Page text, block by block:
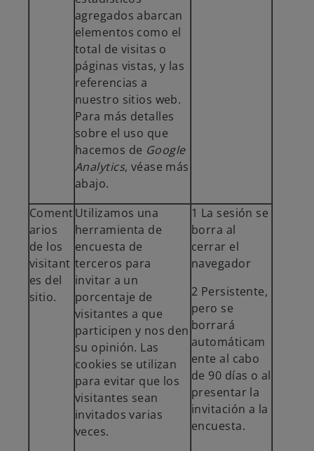
agregados abarcan
elementos como el
total de visitas o
páginas vistas, y las
referencias a
nuestro sitios web.
Para más detalles
sobre el uso que
hacemos de Google
Analytics, véase más
abajo.
Coment
arios
de los
visitant
es del
sitio.
Utilizamos una
herramienta de
encuesta de
terceros para
invitar a un
porcentaje de
visitantes a que
participen y nos den
su opinión. Las
cookies se utilizan
para evitar que los
visitantes sean
invitados varias
veces.
1 La sesión se
borra al
cerrar el
navegador
2 Persistente,
pero se
borrará
automáticam
ente al cabo
de 90 días o al
presentar la
invitación a la
encuesta.